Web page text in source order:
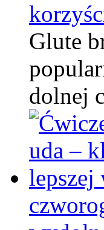
Glute
dolnej